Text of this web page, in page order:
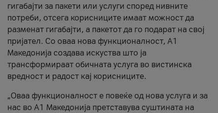
гигабајти за пакети или услуги според нивните
потреби, отсега корисниците имаат можност да
разменат гигабајти, а пакетот да го подарат на свој
пријател. Со оваа нова функционалност, А1
Македонија создава искуства што ја
трансформираат обичната услуга во вистинска
вредност и радост кај корисниците.
„Оваа функционалност е повеќе од нова услуга и за
нас во А1 Македонија претставува суштината на